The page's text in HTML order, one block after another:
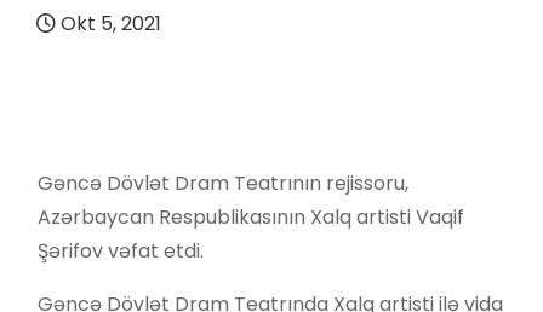
Okt 5, 2021
Gəncə Dövlət Dram Teatrının rejissoru,
Azərbaycan Respublikasının Xalq artisti Vaqif
Şərifov vəfat etdi.
Gəncə Dövlət Dram Teatrında Xalq artisti ilə vida